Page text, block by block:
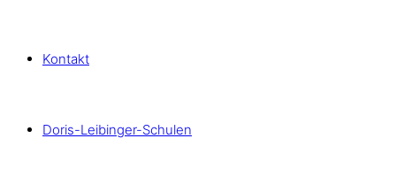
Kontakt
Doris-Leibinger-Schulen